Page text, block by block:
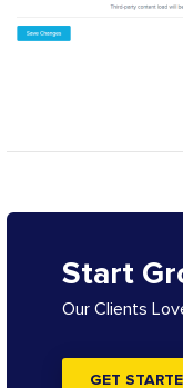
Start
Our Clients
GET